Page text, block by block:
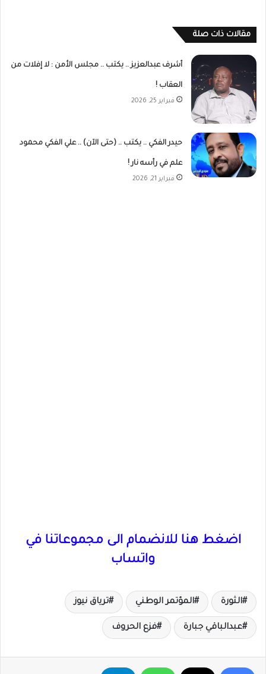
مقالات ذات صلة
أشرف عبدالعزيز .. يكتب .. مجلس الأمن : لا إفلات من
العقاب !
فبراير 25, 2026
حيدر الفكي .. يكتب .. (حتى الآن) .. علي الفكي محمود
علم في رأسه نار !
فبراير 21, 2026
اضغط هنا للانضمام الى مجموعاتنا في
واتساب
الثورة المؤتمر الوطني ترياق نيوز
عبدالباقي جبارة فزع الحروف